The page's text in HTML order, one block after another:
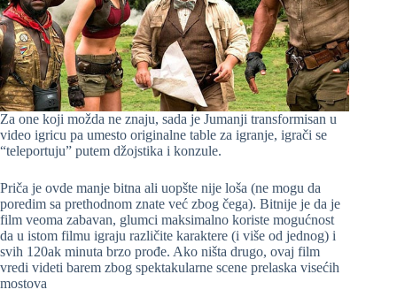
Za one koji možda ne znaju, sada je Jumanji transformisan u
video igricu pa umesto originalne table za igranje, igrači se
“teleportuju” putem džojstika i konzule.
Priča je ovde manje bitna ali uopšte nije loša (ne mogu da
poredim sa prethodnom znate već zbog čega). Bitnije je da je
film veoma zabavan, glumci maksimalno koriste mogućnost
da u istom filmu igraju različite karaktere (i više od jednog) i
svih 120ak minuta brzo prođe. Ako ništa drugo, ovaj film
vredi videti barem zbog spektakularne scene prelaska visećih
mostova